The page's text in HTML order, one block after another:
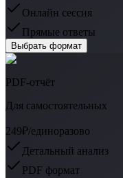
Онлайн сессия
Прямые ответы
Выбрать формат
PDF-отчёт
Для самостоятельных
249₽/единоразово
Детальный анализ
PDF формат